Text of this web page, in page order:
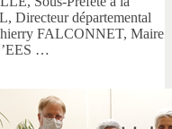
Directeur départemental
FALCONNET, Maire
…